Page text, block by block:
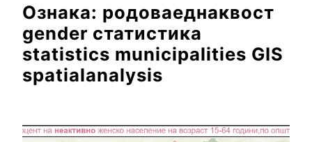
Ознака: родоваеднаквост
gender статистика
statistics municipalities GIS
spatialanalysis